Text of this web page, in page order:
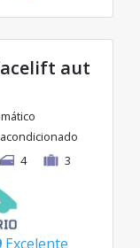
aut
4 3
Excelente